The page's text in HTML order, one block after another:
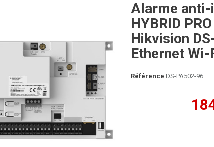
Alarme
HYBRID
Hikvision
Ethernet Wi-
Référence DS-PA502-96